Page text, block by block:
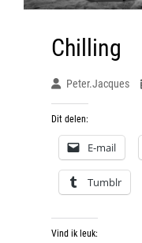
Chilling
Peter.jacques
Dit delen:
E-mail
Tumblr
Vind ik leuk: